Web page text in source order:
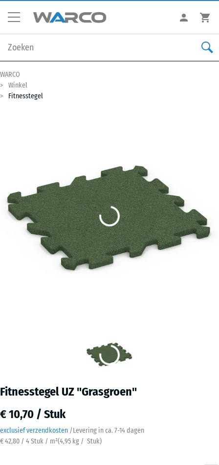
WARCO
Winkel
Fitnesstegel
Fitnesstegel UZ "Grasgroen"
€ 10,70 / Stuk
exclusief verzendkosten /Levering in ca. 7-14 dagen
€ 42,80 / 4 Stuk / m²(4,95 kg / Stuk)